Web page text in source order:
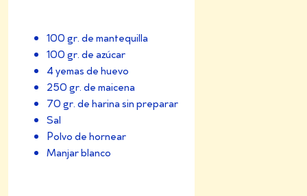
100 gr. de mantequilla
100 gr. de azúcar
4 yemas de huevo
250 gr. de maicena
70 gr. de harina sin preparar
Sal
Polvo de hornear
Manjar blanco